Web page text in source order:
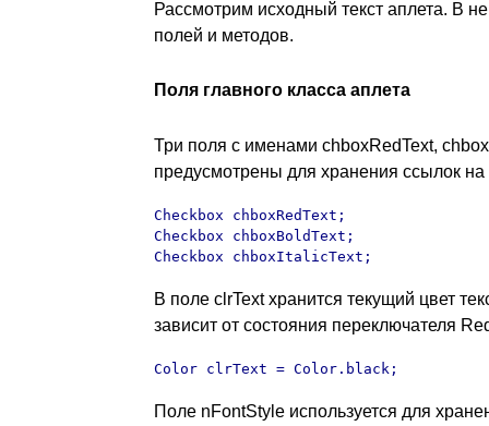
Рассмотрим исходный текст аплета. В
полей и методов.
Поля главного класса аплета
Три поля с именами chboxRedText,
предусмотрены для хранения ссылок на
Checkbox chboxRedText;
Checkbox chboxBoldText;
Checkbox chboxItalicText;
В поле clrText хранится текущий цвет
зависит от состояния переключателя
Color clrText = Color.black;
Поле nFontStyle используется для